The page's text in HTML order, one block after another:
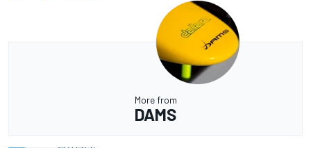
More from
DAMS